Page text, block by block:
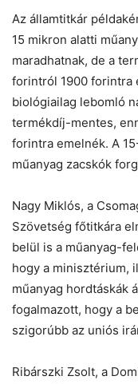
Az államtitkár
15 mikron alatti
maradhatnak, de a
forintról 1900 forintra
biológiailag lebomló
termékdíj-mentes,
forintra emelnék. A
műanyag zacskók
Nagy Miklós, a
Szövetség főtitkára
belül is a műanyag-
hogy a minisztérium,
műanyag hordtáskák
fogalmazott, hogy a
szigorúbb az uniós
Ribárszki Zsolt, a